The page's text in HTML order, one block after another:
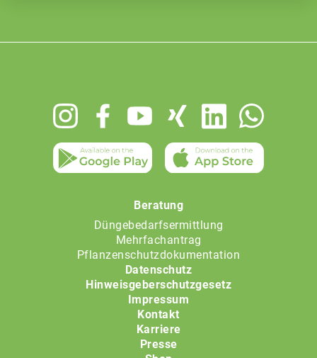
Beratung
Düngebedarfsermittlung
Mehrfachantrag
Pflanzenschutzdokumentation
Datenschutz
Hinweisgeberschutzgesetz
Impressum
Kontakt
Karriere
Presse